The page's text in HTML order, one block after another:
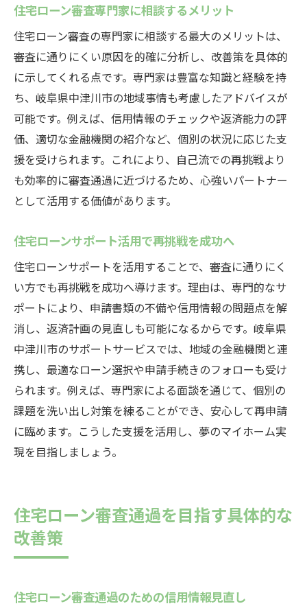
住宅ローン審査専門家に相談するメリット
住宅ローン審査の専門家に相談する最大のメリットは、
審査に通りにくい原因を的確に分析し、改善策を具体的
に示してくれる点です。専門家は豊富な知識と経験を持
ち、岐阜県中津川市の地域事情も考慮したアドバイスが
可能です。例えば、信用情報のチェックや返済能力の評
価、適切な金融機関の紹介など、個別の状況に応じた支
援を受けられます。これにより、自己流での再挑戦より
も効率的に審査通過に近づけるため、心強いパートナー
として活用する価値があります。
住宅ローンサポート活用で再挑戦を成功へ
住宅ローンサポートを活用することで、審査に通りにく
い方でも再挑戦を成功へ導けます。理由は、専門的なサ
ポートにより、申請書類の不備や信用情報の問題点を解
消し、返済計画の見直しも可能になるからです。岐阜県
中津川市のサポートサービスでは、地域の金融機関と連
携し、最適なローン選択や申請手続きのフォローも受け
られます。例えば、専門家による面談を通じて、個別の
課題を洗い出し対策を練ることができ、安心して再申請
に臨めます。こうした支援を活用し、夢のマイホーム実
現を目指しましょう。
住宅ローン審査通過を目指す具体的な
改善策
住宅ローン審査通過のための信用情報見直し